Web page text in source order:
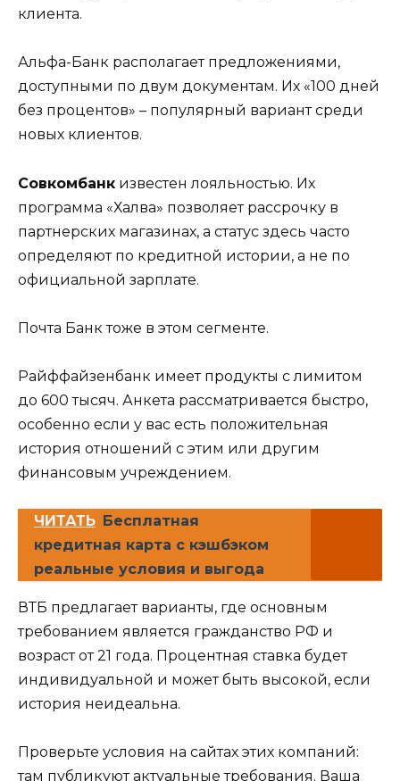
клиента.
Альфа-Банк располагает предложениями,
доступными по двум документам. Их «100 дней
без процентов» – популярный вариант среди
новых клиентов.
Совкомбанк известен лояльностью. Их
программа «Халва» позволяет рассрочку в
партнерских магазинах, а статус здесь часто
определяют по кредитной истории, а не по
официальной зарплате.
Почта Банк тоже в этом сегменте.
Райффайзенбанк имеет продукты с лимитом
до 600 тысяч. Анкета рассматривается быстро,
особенно если у вас есть положительная
история отношений с этим или другим
финансовым учреждением.
ЧИТАТЬ Бесплатная
кредитная карта с кэшбэком
реальные условия и выгода
ВТБ предлагает варианты, где основным
требованием является гражданство РФ и
возраст от 21 года. Процентная ставка будет
индивидуальной и может быть высокой, если
история неидеальна.
Проверьте условия на сайтах этих компаний:
там публикуют актуальные требования. Ваша